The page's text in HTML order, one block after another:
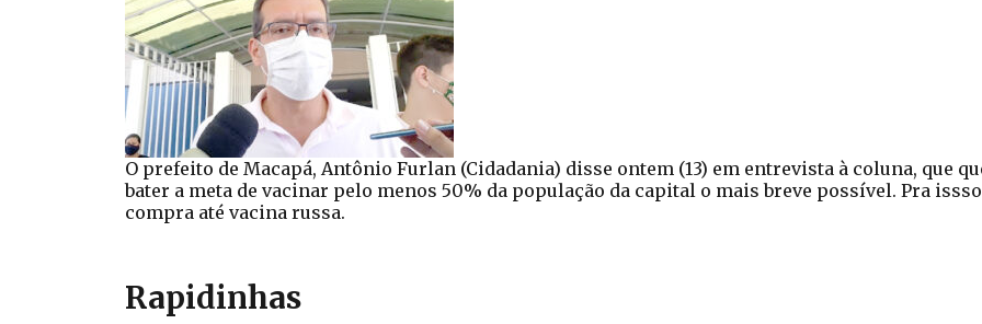
O prefeito de Macapá, Antônio Furlan (Cidadania) disse ontem (13) em entrevista à coluna, que
bater a meta de vacinar pelo menos 50% da população da capital o mais breve possível. Pra issso
compra até vacina russa.
Rapidinhas